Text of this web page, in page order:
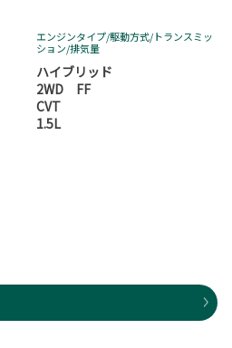
エンジンタイプ/駆動方式/トランスミッ
ション/排気量
ハイブリッド
2WD FF
CVT
1.5L